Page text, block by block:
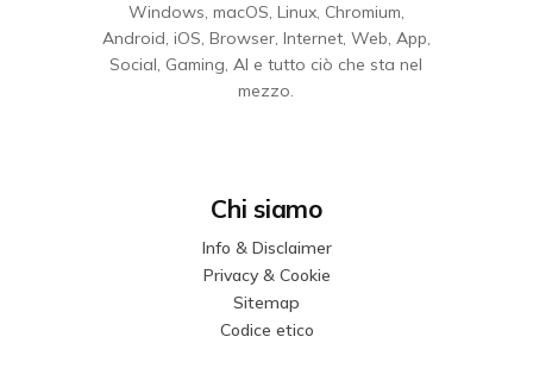
Windows, macOS, Linux, Chromium,
Android, iOS, Browser, Internet, Web, App,
Social, Gaming, AI e tutto ciò che sta nel
mezzo.
Chi siamo
Info & Disclaimer
Privacy & Cookie
Sitemap
Codice etico